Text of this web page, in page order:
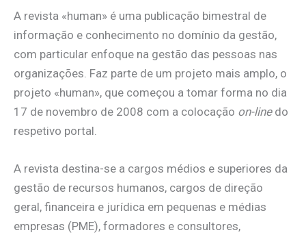
A revista «human» é uma publicação bimestral de
informação e conhecimento no domínio da gestão,
com particular enfoque na gestão das pessoas nas
organizações. Faz parte de um projeto mais amplo, o
projeto «human», que começou a tomar forma no dia
17 de novembro de 2008 com a colocação on-linedo
respetivo portal.
A revista destina-se a cargos médios e superiores da
gestão de recursos humanos, cargos de direção
geral, financeira e jurídica em pequenas e médias
empresas (PME), formadores e consultores,